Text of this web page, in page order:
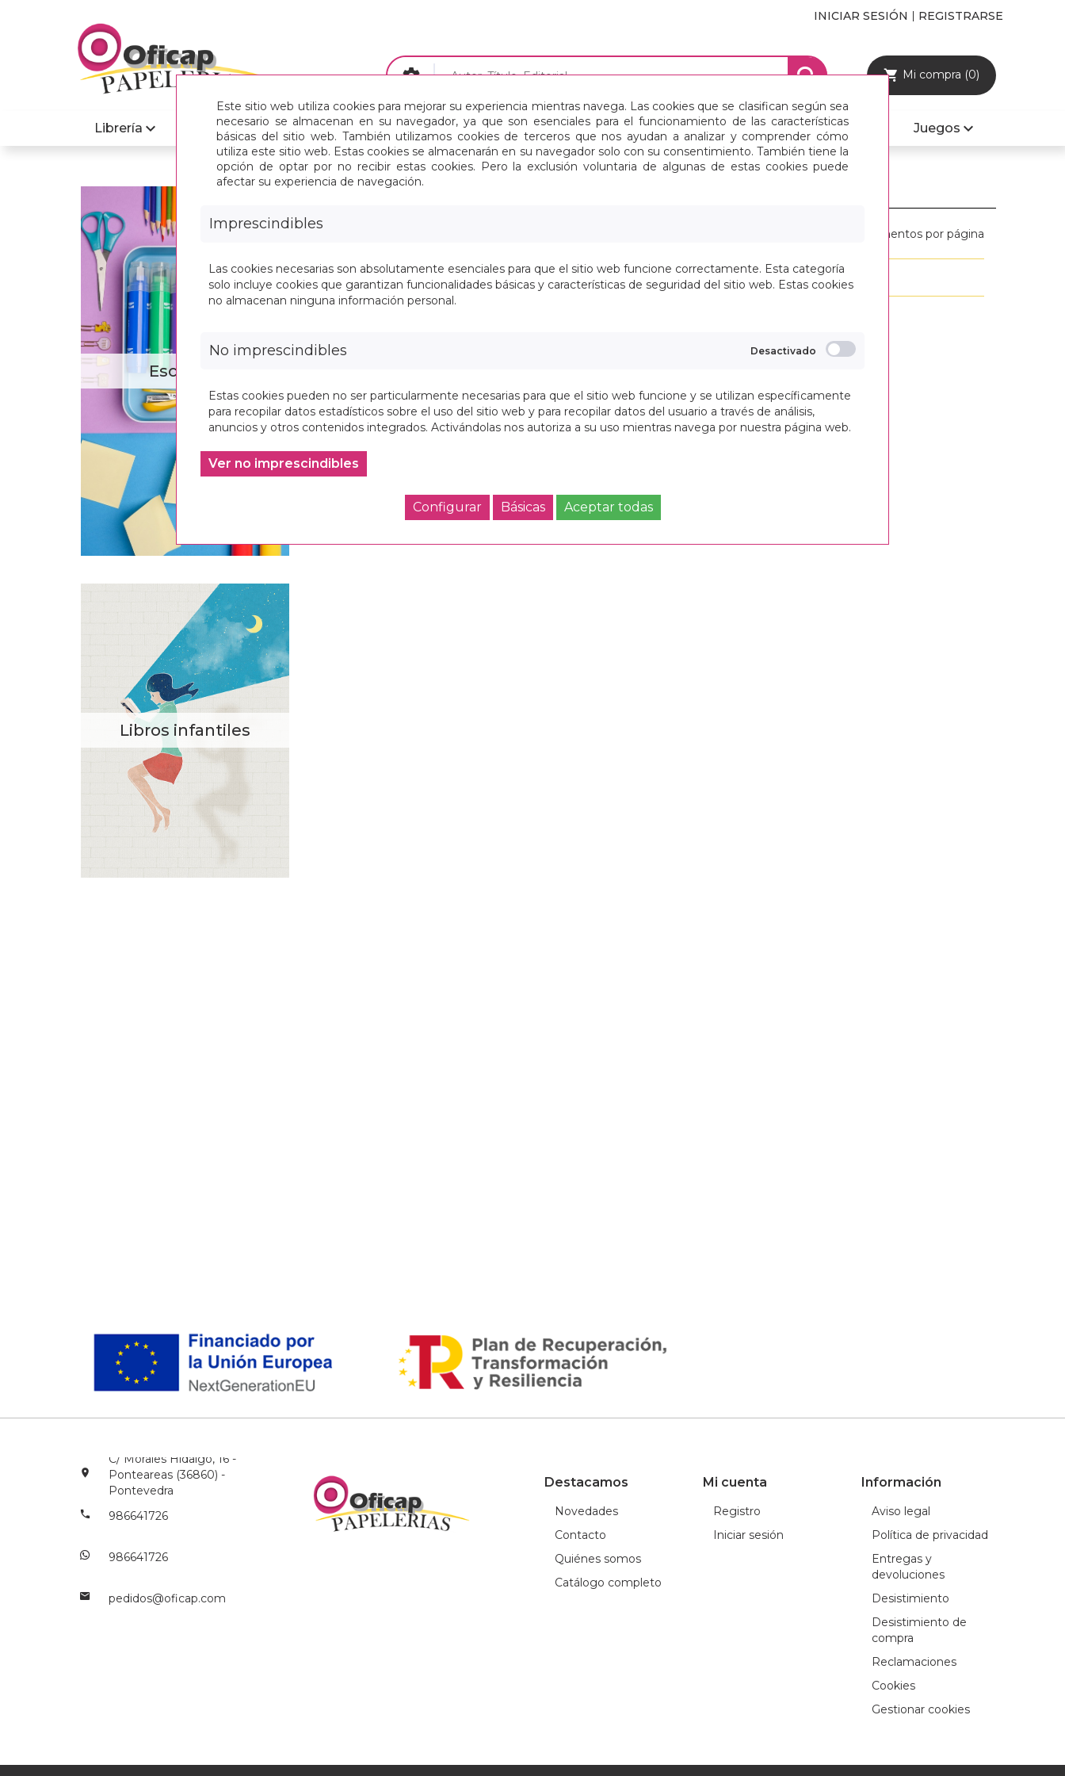
Este sitio web utiliza cookies para mejorar su experiencia mientras navega. Las cookies que se clasifican según sea
necesario se almacenan en su navegador, ya que son esenciales para el funcionamiento de las características
básicas del sitio web. También utilizamos cookies de terceros que nos ayudan a analizar y comprender cómo
utiliza este sitio web. Estas cookies se almacenarán en su navegador solo con su consentimiento. También tiene la
opción de optar por no recibir estas cookies. Pero la exclusión voluntaria de algunas de estas cookies puede
afectar su experiencia de navegación.
Imprescindibles
Las cookies necesarias son absolutamente esenciales para que el sitio web funcione correctamente. Esta categoría
solo incluye cookies que garantizan funcionalidades básicas y características de seguridad del sitio web. Estas cookies
no almacenan ninguna información personal.
No imprescindibles
Estas cookies pueden no ser particularmente necesarias para que el sitio web funcione y se utilizan específicamente
para recopilar datos estadísticos sobre el uso del sitio web y para recopilar datos del usuario a través de análisis,
anuncios y otros contenidos integrados. Activándolas nos autoriza a su uso mientras navega por nuestra página web.
Ver no imprescindibles
Configurar Básicas Aceptar todas
INICIAR SESIÓN REGISTRARSE
Mi compra (0)
Librería Informatica Papelería Maletas y Mochilas Mobiliario y Sillas Juegos
INICIO > JUEGOS
elementos por página
Se han encontrado0elementos. Mostrando del 1 al 0
Escritura
Libros infantiles
C/ Morales Hidalgo, 16 -
Ponteareas (36860) -
Pontevedra
986641726
986641726
pedidos@oficap.com
Destacamos
Novedades
Contacto
Quiénes somos
Catálogo completo
Mi cuenta
Registro
Iniciar sesión
Información
Aviso legal
Política de privacidad
Entregas y
devoluciones
Desistimiento
Desistimiento de
compra
Reclamaciones
Cookies
Gestionar cookies